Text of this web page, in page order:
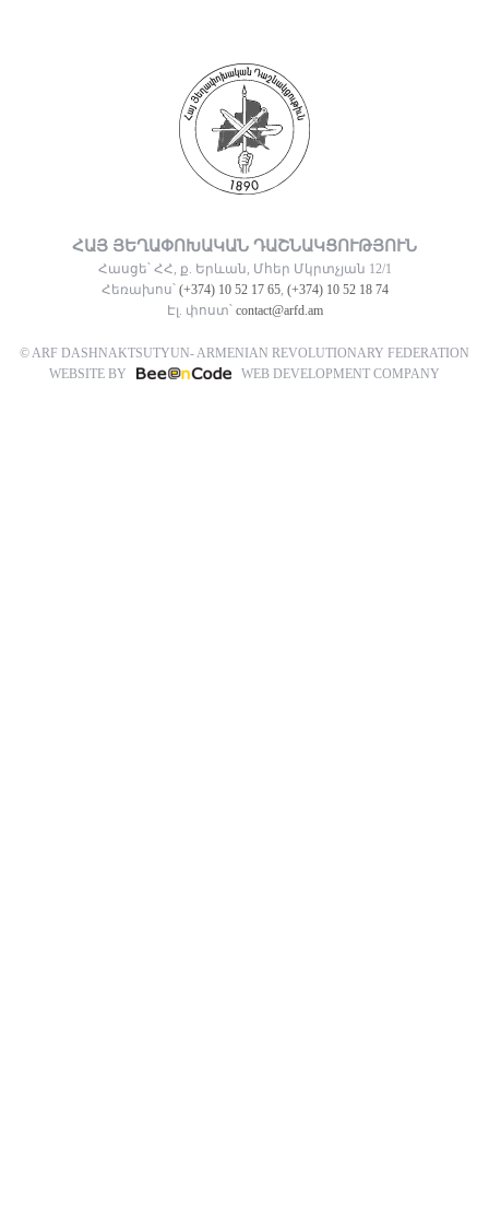
ՀԱՅ ՅԵՂԱՓՈԽԱԿԱՆ ԴԱՇՆԱԿՑՈՒԹՅՈՒՆ
Հասցե՝ ՀՀ, ք. Երևան, Մհեր Մկրտչյան 12/1
Հեռախոս՝ (+374) 10 52 17 65, (+374) 10 52 18 74
Էլ. փոստ՝ contact@arfd.am
© ARF DASHNAKTSUTYUN- ARMENIAN REVOLUTIONARY FEDERATION
WEBSITE BY
WEB DEVELOPMENT COMPANY